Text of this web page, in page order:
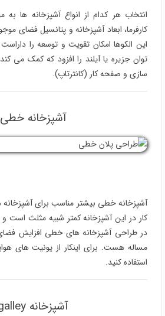
انتخاب هر کدام از انواع آشپزخانه ها به
کارفرما، ابعاد آشپزخانه و پتانسیل فضای
این الکوها امکان تقویت و توسعه را
توان جزیره یا آیلند را افزود که کمک می
سازی و صفحه کار (کانترتاپ).
آشپزخانه خطی
آشپزخانه خطی بیشتر مناسب برای
کار در این آشپزخانه کمتر شبیه مثلث
در طراحی آشپزخانه های خطی افزایش
مساله هست. برای اینکار از یونیت های
استفاده کنید.
آشپزخانه galley